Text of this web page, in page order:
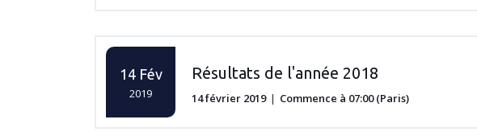
14 Fév
2019
Résultats de l'année 2018
14 février 2019 Commence à 07:00 (Paris)